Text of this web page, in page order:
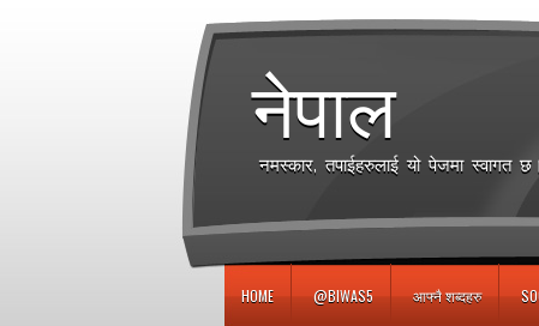
नेपाल
नमस्कार, तपाईहरुलाई यो पेजमा
HOME @BIWAS5 आफ्नै शब्दहरु